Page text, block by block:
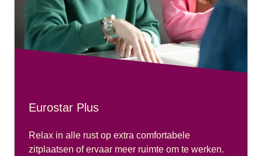
Eurostar Plus
Relax in alle rust op extra comfortabele
zitplaatsen of ervaar meer ruimte om te werken.